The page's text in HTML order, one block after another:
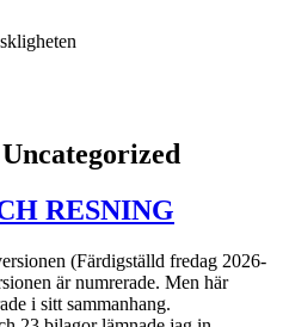
Uncategorized
RESNING
(Färdigställd fredag 2026-
är numrerade. Men här
i sitt sammanhang.